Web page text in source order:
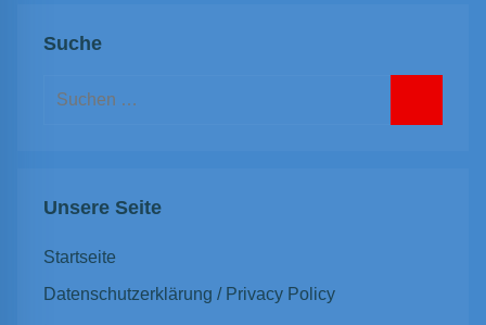
Suche
Suchen
Unsere Seite
Startseite
Datenschutzerklärung / Privacy Policy